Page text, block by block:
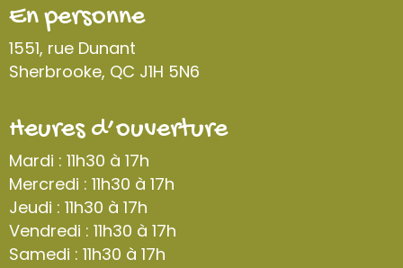
En personne
1551, rue Dunant
Sherbrooke, QC J1H 5N6
Heures d’ouverture
Mardi : 11h30 à 17h
Mercredi : 11h30 à 17h
Jeudi : 11h30 à 17h
Vendredi : 11h30 à 17h
Samedi : 11h30 à 17h